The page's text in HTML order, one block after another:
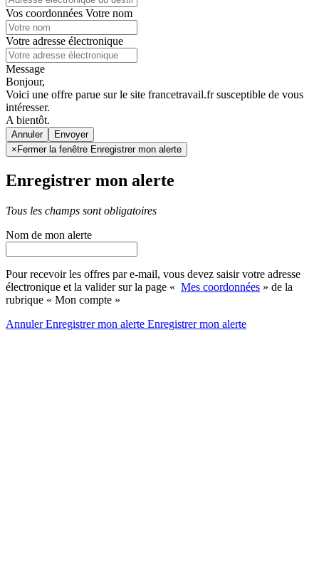
Vos coordonnées Votre nom
Votre adresse électronique
Message
Bonjour,
Voici une offre parue sur le site francetravail.fr susceptible de vous
intéresser.
A bientôt.
Annuler
× Fermer la fenêtre Enregistrer mon alerte
Enregistrer mon alerte
Tous les champs sont obligatoires
Nom de mon alerte
Pour recevoir les offres par e-mail, vous devez saisir votre adresse
électronique et la valider sur la page « Mes coordonnées » de la
rubrique « Mon compte »
AnnulerEnregistrer mon alerte Enregistrermon alerte